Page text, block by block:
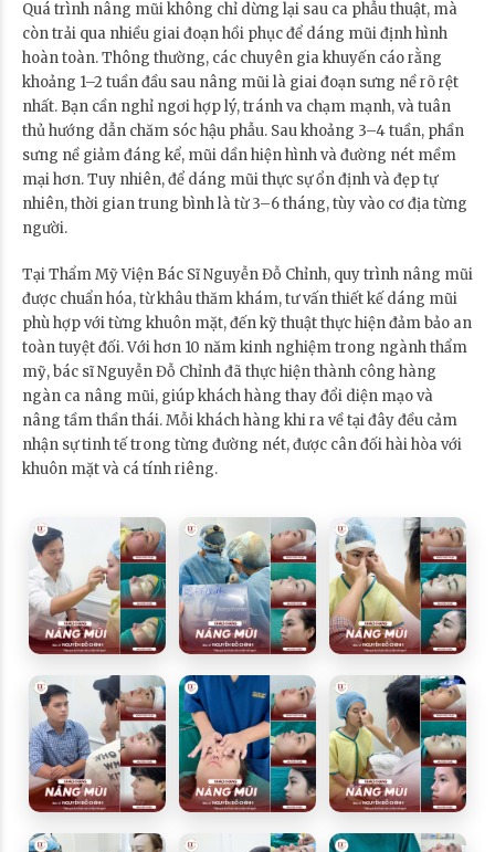
Quá trình nâng mũi không chỉ dừng lại sau ca phẫu thuật, mà
còn trải qua nhiều giai đoạn hồi phục để dáng mũi định hình
hoàn toàn. Thông thường, các chuyên gia khuyến cáo rằng
khoảng 1–2 tuần đầu sau nâng mũi là giai đoạn sưng nề rõ rệt
nhất. Bạn cần nghỉ ngơi hợp lý, tránh va chạm mạnh, và tuân
thủ hướng dẫn chăm sóc hậu phẫu. Sau khoảng 3–4 tuần, phần
sưng nề giảm đáng kể, mũi dần hiện hình và đường nét mềm
mại hơn. Tuy nhiên, để dáng mũi thực sự ổn định và đẹp tự
nhiên, thời gian trung bình là từ 3–6 tháng, tùy vào cơ địa từng
người.
Tại Thẩm Mỹ Viện Bác Sĩ Nguyễn Đỗ Chỉnh, quy trình nâng mũi
được chuẩn hóa, từ khâu thăm khám, tư vấn thiết kế dáng mũi
phù hợp với từng khuôn mặt, đến kỹ thuật thực hiện đảm bảo an
toàn tuyệt đối. Với hơn 10 năm kinh nghiệm trong ngành thẩm
mỹ, bác sĩ Nguyễn Đỗ Chỉnh đã thực hiện thành công hàng
ngàn ca nâng mũi, giúp khách hàng thay đổi diện mạo và
nâng tầm thần thái. Mỗi khách hàng khi ra về tại đây đều cảm
nhận sự tinh tế trong từng đường nét, được cân đối hài hòa với
khuôn mặt và cá tính riêng.